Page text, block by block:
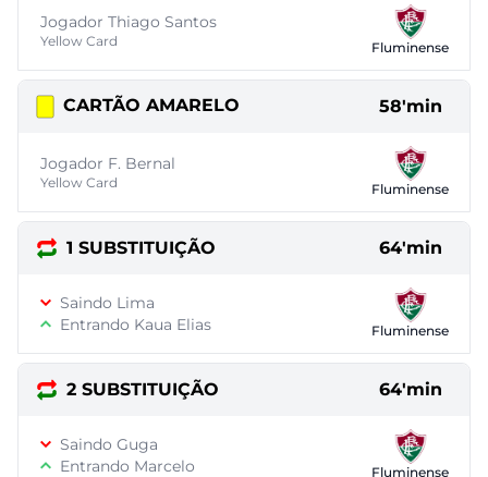
Jogador Thiago Santos
Yellow Card Fluminense
CARTÃO AMARELO 58'min
Jogador F. Bernal
Yellow Card Fluminense
1 SUBSTITUIÇÃO 64'min
Saindo Lima
Entrando Kaua Elias
Fluminense
2 SUBSTITUIÇÃO 64'min
Saindo Guga
Entrando Marcelo
Fluminense